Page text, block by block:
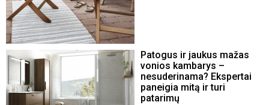
Patogus ir jaukus mažas
vonios kambarys –
nesuderinama? Ekspertai
paneigia mitą ir turi
patarimų